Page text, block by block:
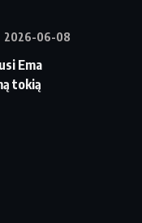
2026-06-08
Ema
tokią